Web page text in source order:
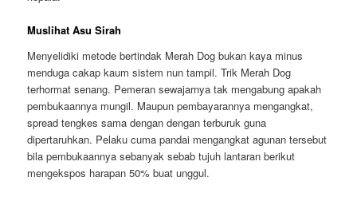
Muslihat Asu Sirah
Menyelidiki metode bertindak Merah Dog bukan kaya minus
menduga cakap kaum sistem nun tampil. Trik Merah Dog
terhormat senang. Pemeran sewajarnya tak mengabung apakah
pembukaannya mungil. Maupun pembayarannya mengangkat,
spread tengkes sama dengan dengan terburuk guna
dipertaruhkan. Pelaku cuma pandai mengangkat agunan tersebut
bila pembukaannya sebanyak sebab tujuh lantaran berikut
mengekspos harapan 50% buat unggul.